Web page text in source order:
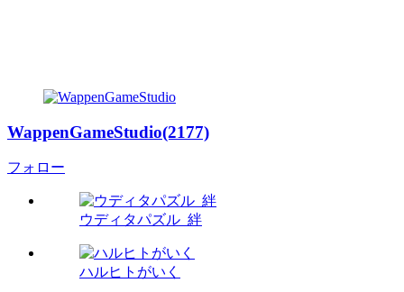
WappenGameStudio(2177)
フォロー
ウディタパズル_絆
ハルヒトがいく